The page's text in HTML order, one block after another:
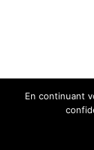
En continuant